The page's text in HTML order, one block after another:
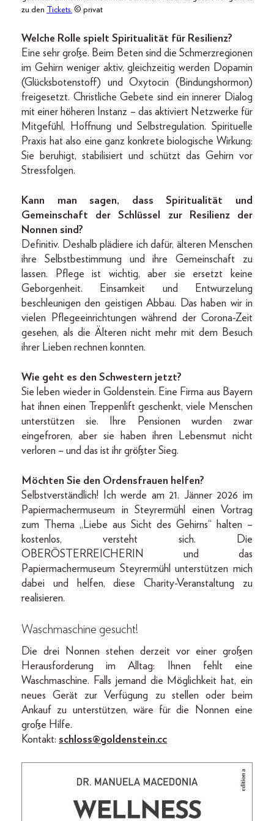
zu den Tickets. © privat
Welche Rolle spielt Spiritualität für Resilienz?
Eine sehr große. Beim Beten sind die Schmerzregionen
im Gehirn weniger aktiv, gleichzeitig werden Dopamin
(Glücksbotenstoff) und Oxytocin (Bindungshormon)
freigesetzt. Christliche Gebete sind ein innerer Dialog
mit einer höheren Instanz – das aktiviert Netzwerke für
Mitgefühl, Hoffnung und Selbstregulation. Spirituelle
Praxis hat also eine ganz konkrete biologische Wirkung:
Sie beruhigt, stabilisiert und schützt das Gehirn vor
Stressfolgen.
Kann man sagen, dass Spiritualität und
Gemeinschaft der Schlüssel zur Resilienz der
Nonnen sind?
Definitiv. Deshalb plädiere ich dafür, älteren Menschen
ihre Selbstbestimmung und ihre Gemeinschaft zu
lassen. Pflege ist wichtig, aber sie ersetzt keine
Geborgenheit. Einsamkeit und Entwurzelung
beschleunigen den geistigen Abbau. Das haben wir in
vielen Pflegeeinrichtungen während der Corona-Zeit
gesehen, als die Älteren nicht mehr mit dem Besuch
ihrer Lieben rechnen konnten.
Wie geht es den Schwestern jetzt?
Sie leben wieder in Goldenstein. Eine Firma aus Bayern
hat ihnen einen Treppenlift geschenkt, viele Menschen
unterstützen sie. Ihre Pensionen wurden zwar
eingefroren, aber sie haben ihren Lebensmut nicht
verloren – und das ist ihr größter Sieg.
Möchten Sie den Ordensfrauen helfen?
Selbstverständlich! Ich werde am 21. Jänner 2026 im
Papiermachermuseum in Steyrermühl einen Vortrag
zum Thema „Liebe aus Sicht des Gehirns“ halten –
kostenlos, versteht sich. Die
OBERÖSTERREICHERIN und das
Papiermachermuseum Steyrermühl unterstützen mich
dabei und helfen, diese Charity-Veranstaltung zu
realisieren.
Waschmaschine gesucht!
Die drei Nonnen stehen derzeit vor einer großen
Herausforderung im Alltag: Ihnen fehlt eine
Waschmaschine. Falls jemand die Möglichkeit hat, ein
neues Gerät zur Verfügung zu stellen oder beim
Ankauf zu unterstützen, wäre für die Nonnen eine
große Hilfe.
Kontakt: schloss@goldenstein.cc